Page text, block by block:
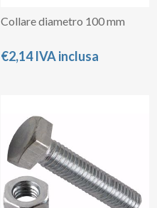
Collare diametro 100 mm
€2,14 IVA inclusa